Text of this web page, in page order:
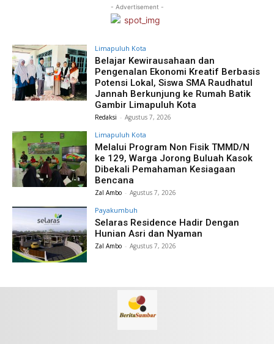
- Advertisement -
Limapuluh Kota
Belajar Kewirausahaan dan
Pengenalan Ekonomi Kreatif Berbasis
Potensi Lokal, Siswa SMA Raudhatul
Jannah Berkunjung ke Rumah Batik
Gambir Limapuluh Kota
Redaksi - Agustus 7, 2026
Limapuluh Kota
Melalui Program Non Fisik TMMD/N
ke 129, Warga Jorong Buluah Kasok
Dibekali Pemahaman Kesiagaan
Bencana
Zal Ambo - Agustus 7, 2026
Payakumbuh
Selaras Residence Hadir Dengan
Hunian Asri dan Nyaman
Zal Ambo - Agustus 7, 2026